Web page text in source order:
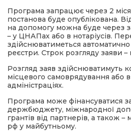
Програма запрацює через 2
постанова буде опублікована.
на допомогу можна буде через
– у ЦНАПах або в нотаріусів.
здійснюватиметься
реєстри. Строк розгляду заяви –
Розгляд заяв здійснюватимуть
місцевого самоврядування або
адміністраціях.
Програма може фінансуватися
держбюджету, міжнародної
грантів від партнерів, а також
рф у майбутньому.